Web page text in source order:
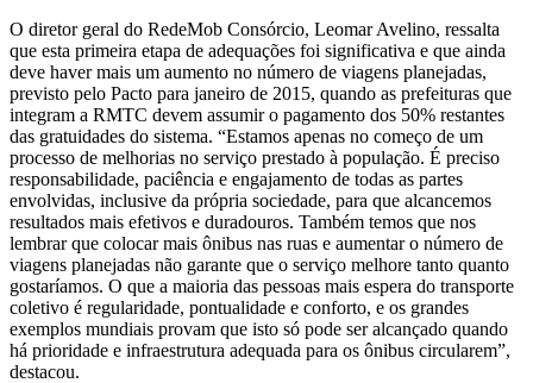
O diretor geral do RedeMob Consórcio, Leomar Avelino, ressalta
que esta primeira etapa de adequações foi significativa e que ainda
deve haver mais um aumento no número de viagens planejadas,
previsto pelo Pacto para janeiro de 2015, quando as prefeituras que
integram a RMTC devem assumir o pagamento dos 50% restantes
das gratuidades do sistema. “Estamos apenas no começo de um
processo de melhorias no serviço prestado à população. É preciso
responsabilidade, paciência e engajamento de todas as partes
envolvidas, inclusive da própria sociedade, para que alcancemos
resultados mais efetivos e duradouros. Também temos que nos
lembrar que colocar mais ônibus nas ruas e aumentar o número de
viagens planejadas não garante que o serviço melhore tanto quanto
gostaríamos. O que a maioria das pessoas mais espera do transporte
coletivo é regularidade, pontualidade e conforto, e os grandes
exemplos mundiais provam que isto só pode ser alcançado quando
há prioridade e infraestrutura adequada para os ônibus circularem”,
destacou.